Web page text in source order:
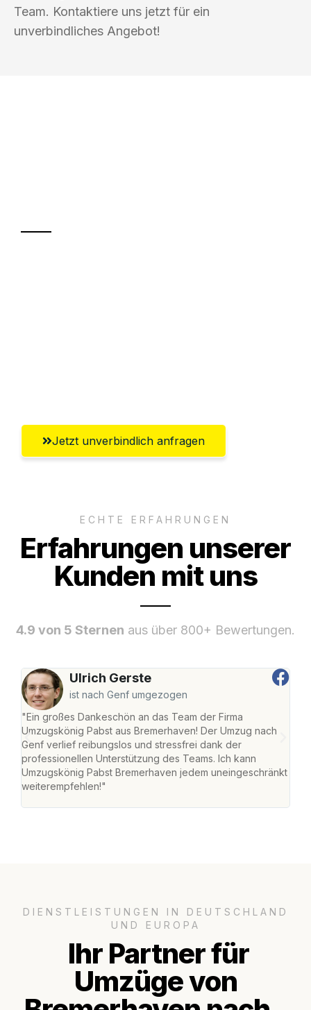
Team. Kontaktiere uns jetzt für ein
unverbindliches Angebot!
Jetzt unverbindlich anfragen
ECHTE ERFAHRUNGEN
Erfahrungen unserer
Kunden mit uns
4.9 von 5 Sternen aus über 800+ Bewertungen.
Ulrich Gerste
ist nach Genf umgezogen
"Ein großes Dankeschön an das Team der Firma
Umzugskönig Pabst aus Bremerhaven! Der Umzug nach
Genf verlief reibungslos und stressfrei dank der
professionellen Unterstützung des Teams. Ich kann
Umzugskönig Pabst Bremerhaven jedem uneingeschränkt
weiterempfehlen!"
DIENSTLEISTUNGEN IN DEUTSCHLAND
UND EUROPA
Ihr Partner für
Umzüge von